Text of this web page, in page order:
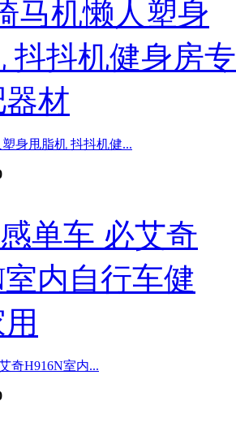
身甩脂机 抖抖机健...
奇H916N室内...